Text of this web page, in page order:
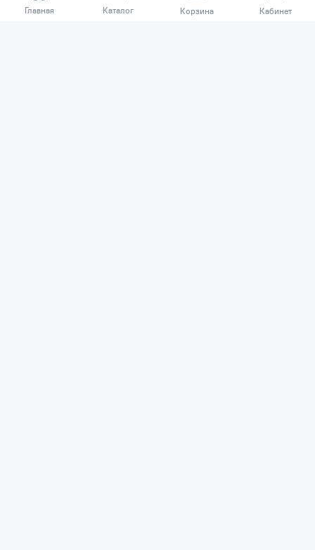
Главная Каталог Корзина Кабинет
Расскажите о товаре, который приобрели у нас.